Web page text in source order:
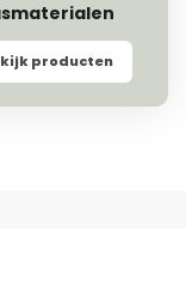
producten